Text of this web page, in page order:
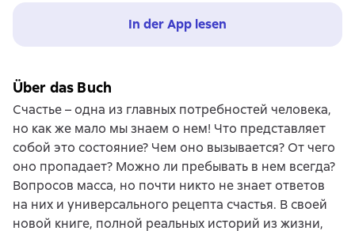
In der App lesen
Über das Buch
Счастье – одна из главных потребностей человека,
но как же мало мы знаем о нем! Что представляет
собой это состояние? Чем оно вызывается? От чего
оно пропадает? Можно ли пребывать в нем всегда?
Вопросов масса, но почти никто не знает ответов
на них и универсального рецепта счастья. В своей
новой книге, полной реальных историй из жизни,